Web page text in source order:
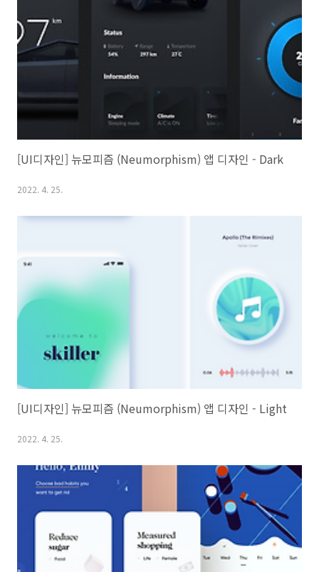
[UI디자인] 뉴모피즘 (Neumorphism) 앱 디자인 - Dark
2022. 4. 25.
[UI디자인] 뉴모피즘 (Neumorphism) 앱 디자인 - Light
2022. 4. 25.